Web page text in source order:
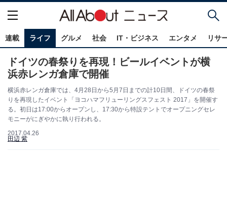
連載 ライフ グルメ 社会 IT・ビジネス エンタメ リサ
ドイツの春祭りを再現！ビールイベントが横
浜赤レンガ倉庫で開催
横浜赤レンガ倉庫では、4月28日から5月7日までの計10日間、ドイツの春祭
りを再現したイベント「ヨコハマフリューリングスフェスト 2017」を開催す
る。初日は17:00からオープンし、17:30から特設テントでオープニングセレ
モニーがにぎやかに執り行われる。
2017.04.26
田辺 紫